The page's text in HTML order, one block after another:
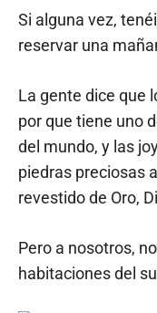
Si alguna vez,
reservar una
La gente dice que
por que tiene uno
del mundo, y las
piedras preciosas
revestido de Oro,
Pero a nosotros,
habitaciones del